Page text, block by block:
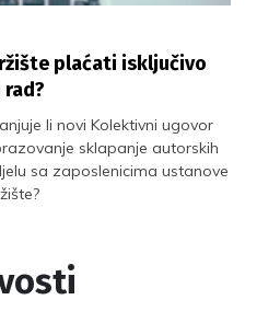
plaćati isključivo
li novi Kolektivni ugovor
sklapanje autorskih
sa zaposlenicima ustanove